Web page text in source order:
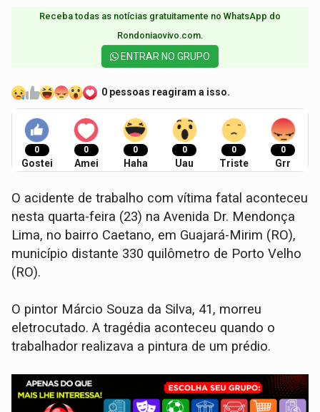
Receba todas as notícias gratuitamente no WhatsApp do
Rondoniaovivo.com.​
ENTRAR NO GRUPO
0 pessoas reagiram a isso.
0
Gostei
0
Amei
0
Haha
0
Uau
0
Triste
0
Grr
O acidente de trabalho com vítima fatal aconteceu
nesta quarta-feira (23) na Avenida Dr. Mendonça
Lima, no bairro Caetano, em Guajará-Mirim (RO),
município distante 330 quilômetro de Porto Velho
(RO).
O pintor Márcio Souza da Silva, 41, morreu
eletrocutado. A tragédia aconteceu quando o
trabalhador realizava a pintura de um prédio.